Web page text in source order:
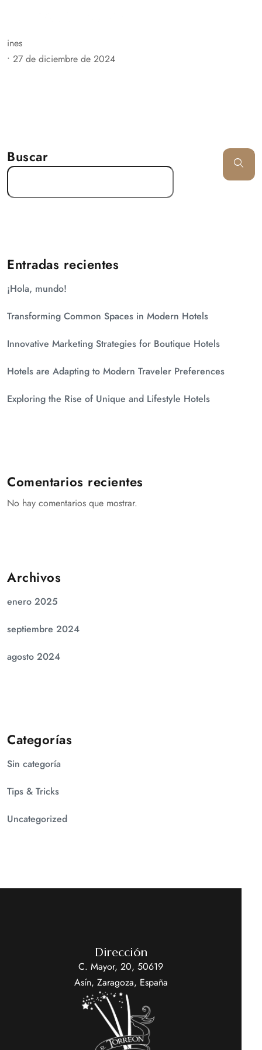
ines
• 27 de diciembre de 2024
Buscar
Entradas recientes
¡Hola, mundo!
Transforming Common Spaces in Modern Hotels
Innovative Marketing Strategies for Boutique Hotels
Hotels are Adapting to Modern Traveler Preferences
Exploring the Rise of Unique and Lifestyle Hotels
Comentarios recientes
No hay comentarios que mostrar.
Archivos
enero 2025
septiembre 2024
agosto 2024
Categorías
Sin categoría
Tips & Tricks
Uncategorized
Dirección
C. Mayor, 20, 50619
Asín, Zaragoza, España